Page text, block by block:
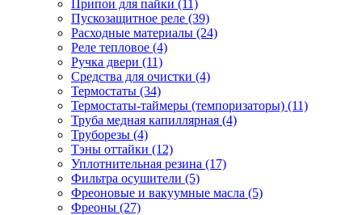
Припои для пайки (11)
Пускозащитное реле (39)
Расходные материалы (24)
Реле тепловое (4)
Ручка двери (11)
Средства для очистки (4)
Термостаты (34)
Термостаты-таймеры (темпоризаторы) (11)
Труба медная капиллярная (4)
Труборезы (4)
Тэны оттайки (12)
Уплотнительная резина (17)
Фильтра осушители (5)
Фреоновые и вакуумные масла (5)
Фреоны (27)